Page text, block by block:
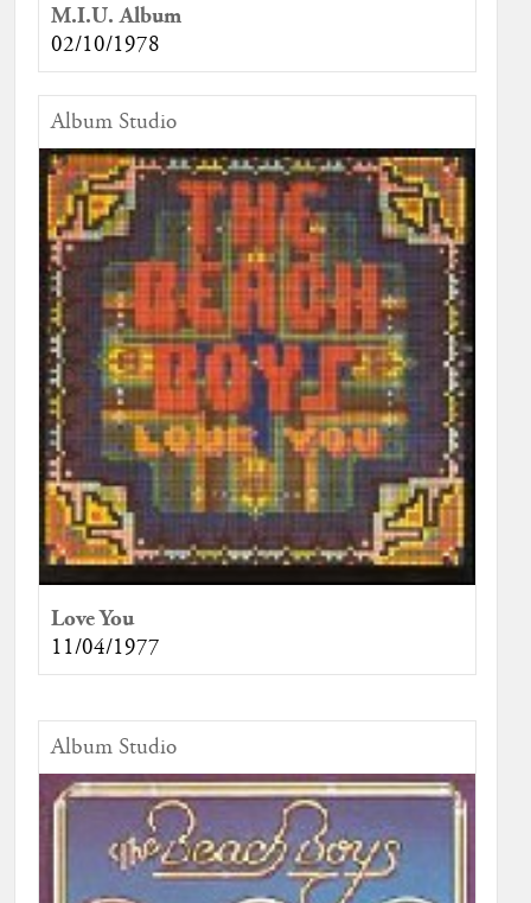
M.I.U. Album
02/10/1978
Album Studio
Love You
11/04/1977
Album Studio